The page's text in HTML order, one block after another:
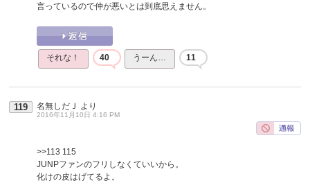
言っているので仲が悪いとは到底思えません。
それな！ 40 うーん… 11
119 名無しだＪ より
2016年11月10日 4:16 PM
>>113 115
JUNPファンのフリしなくていいから。
化けの皮はげてるよ。